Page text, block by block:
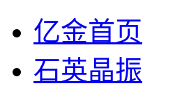
亿金首页
石英晶振